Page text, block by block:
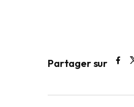
Partager sur